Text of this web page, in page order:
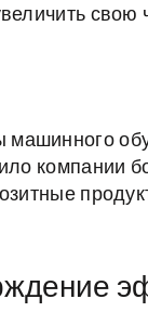
компании